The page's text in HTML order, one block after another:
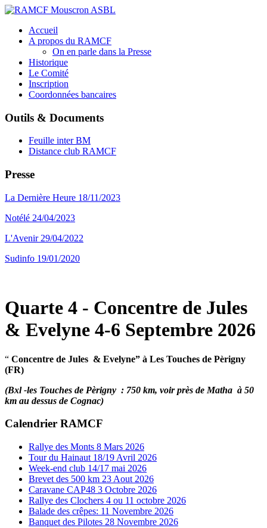
Accueil
A propos du RAMCF
On en parle dans la Presse
Historique
Le Comité
Inscription
Coordonnées bancaires
Outils & Documents
Feuille inter BM
Distance club RAMCF
Presse
La Dernière Heure 18/11/2023
Notélé 24/04/2023
L'Avenir 29/04/2022
Sudinfo 19/01/2020
Quarte 4 - Concentre de Jules
& Evelyne 4-6 Septembre 2026
“ Concentre de Jules & Evelyne” à Les Touches de Pèrigny
(FR)
(Bxl -les Touches de Pèrigny : 750 km, voir près de Matha à 50
km au dessus de Cognac)
Calendrier RAMCF
Rallye des Monts 8 Mars 2026
Tour du Hainaut 18/19 Avril 2026
Week-end club 14/17 mai 2026
Brevet des 500 km 23 Aout 2026
Caravane CAP48 3 Octobre 2026
Rallye des Clochers 4 ou 11 octobre 2026
Balade des crêpes: 11 Novembre 2026
Banquet des Pilotes 28 Novembre 2026